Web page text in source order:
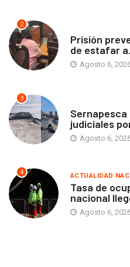
2
Prisión
de estafar
Agosto 6,
3
judiciales
Agosto 6,
4 ACTUALIDAD
Tasa de
nacional
Agosto 6,